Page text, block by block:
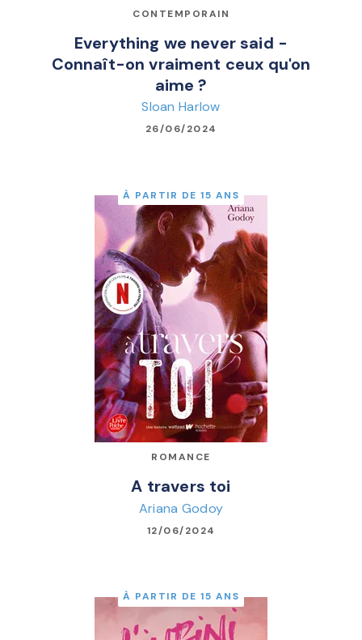
CONTEMPORAIN
Everything we never said -
Connaît-on vraiment ceux qu'on
aime ?
Sloan Harlow
26/06/2024
À PARTIR DE 15 ANS
ROMANCE
A travers toi
Ariana Godoy
12/06/2024
À PARTIR DE 15 ANS